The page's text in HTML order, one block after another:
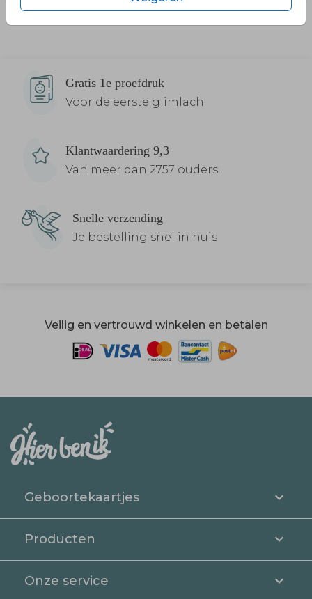
Gratis 1e proefdruk
Voor de eerste glimlach
Klantwaardering 9,3
Van meer dan 2757 ouders
Snelle verzending
Je bestelling snel in huis
Veilig en vertrouwd winkelen en betalen
Geboortekaartjes
Producten
Onze service